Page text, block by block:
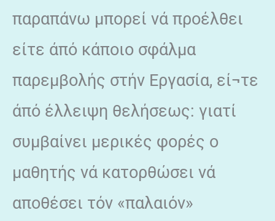
παραπάνω μπορεί νά προέλθει
είτε άπό κάποιο σφάλμα
παρεμβολής στήν Εργασία, εί¬τε
άπό έλλειψη θελήσεως: γιατί
συμβαίνει μερικές φορές ο
μαθητής νά κατορθώσει νά
αποθέσει τόν «παλαιόν»